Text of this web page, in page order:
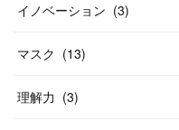
イノベーション (3)
マスク (13)
理解力 (3)